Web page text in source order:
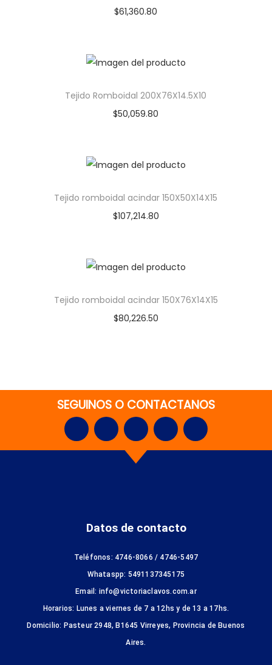
$61,360.80
Tejido Romboidal 200X76X14.5X10
$50,059.80
Tejido romboidal acindar 150X50X14X15
$107,214.80
Tejido romboidal acindar 150X76X14X15
$80,226.50
SEGUINOS O CONTACTANOS
Datos de contacto
Teléfonos: 4746-8066 / 4746-5497
Whataspp: 5491137345175
Email: info@victoriaclavos.com.ar
Horarios: Lunes a viernes de 7 a 12hs y de 13 a 17hs.
Domicilio: Pasteur 2948, B1645 Virreyes, Provincia de Buenos
Aires.